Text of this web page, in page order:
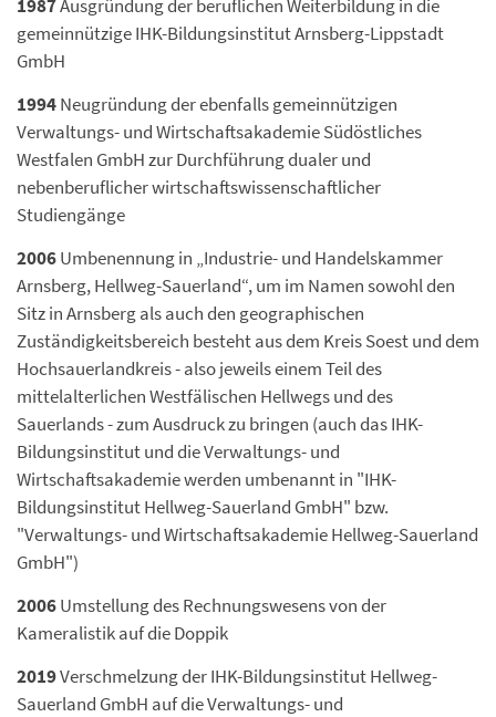
1987Ausgründung der beruflichen Weiterbildung in die
gemeinnützige IHK-Bildungsinstitut Arnsberg-Lippstadt
GmbH
1994Neugründung der ebenfalls gemeinnützigen
Verwaltungs- und Wirtschaftsakademie Südöstliches
Westfalen GmbH zur Durchführung dualer und
nebenberuflicher wirtschaftswissenschaftlicher
Studiengänge
2006Umbenennung in „Industrie- und Handelskammer
Arnsberg, Hellweg-Sauerland“, um im Namen sowohl den
Sitz in Arnsberg als auch den geographischen
Zuständigkeitsbereich besteht aus dem Kreis Soest und dem
Hochsauerlandkreis - also jeweils einem Teil des
mittelalterlichen Westfälischen Hellwegs und des
Sauerlands - zum Ausdruck zu bringen (auch das IHK-
Bildungsinstitut und die Verwaltungs- und
Wirtschaftsakademie werden umbenannt in "IHK-
Bildungsinstitut Hellweg-Sauerland GmbH" bzw.
"Verwaltungs- und Wirtschaftsakademie Hellweg-Sauerland
GmbH")
2006Umstellung des Rechnungswesens von der
Kameralistik auf die Doppik
2019Verschmelzung der IHK-Bildungsinstitut Hellweg-
Sauerland GmbH auf die Verwaltungs- und